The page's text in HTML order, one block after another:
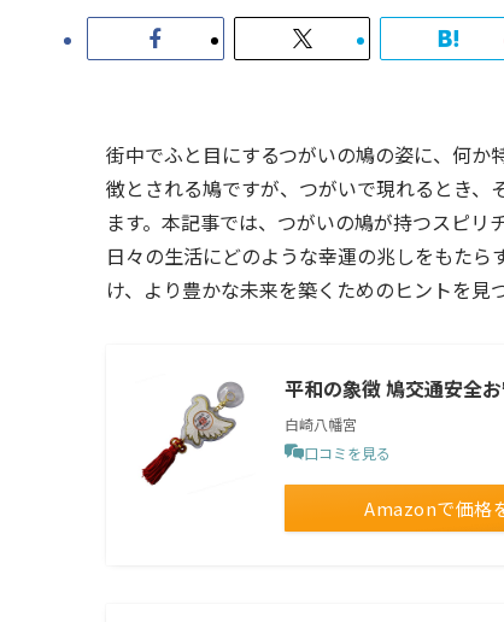
街中でふと目にするつがいの鳩の姿に、何
徴とされる鳩ですが、つがいで現れるとき、
ます。本記事では、つがいの鳩が持つスピ
日々の生活にどのような幸運の兆しをもた
け、より豊かな未来を築くためのヒントを見
平和の象徴 鳩交通安全
白崎八幡宮
口コミを見る
Amazonで価格